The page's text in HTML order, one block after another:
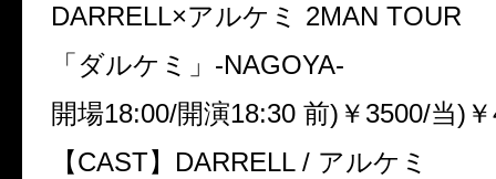
DARRELL×アルケミ 2MAN TOUR
「ダルケミ」-NAGOYA-
開場18:00/開演18:30 前)￥3500/当)
【CAST】DARRELL / アルケミ